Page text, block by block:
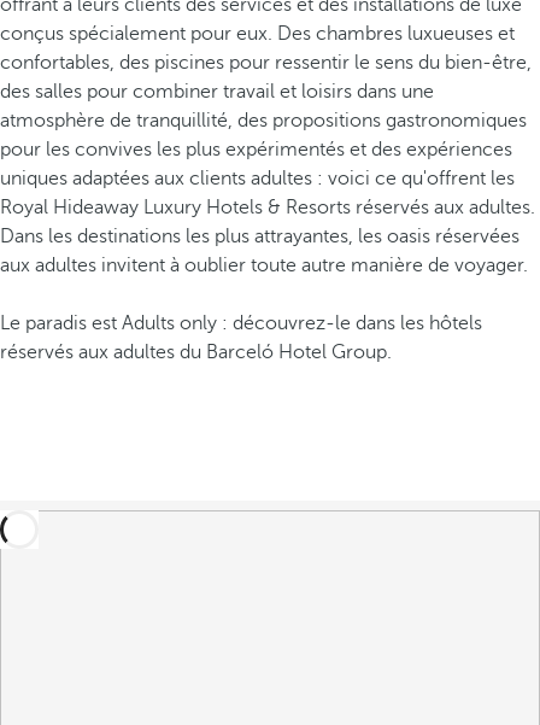
offrant à leurs clients des services et des installations de luxe
conçus spécialement pour eux. Des chambres luxueuses et
confortables, des piscines pour ressentir le sens du bien-être,
des salles pour combiner travail et loisirs dans une
atmosphère de tranquillité, des propositions gastronomiques
pour les convives les plus expérimentés et des expériences
uniques adaptées aux clients adultes : voici ce qu'offrent les
Royal Hideaway Luxury Hotels & Resorts réservés aux adultes.
Dans les destinations les plus attrayantes, les oasis réservées
aux adultes invitent à oublier toute autre manière de voyager.
Le paradis est Adults only : découvrez-le dans les hôtels
réservés aux adultes du Barceló Hotel Group.